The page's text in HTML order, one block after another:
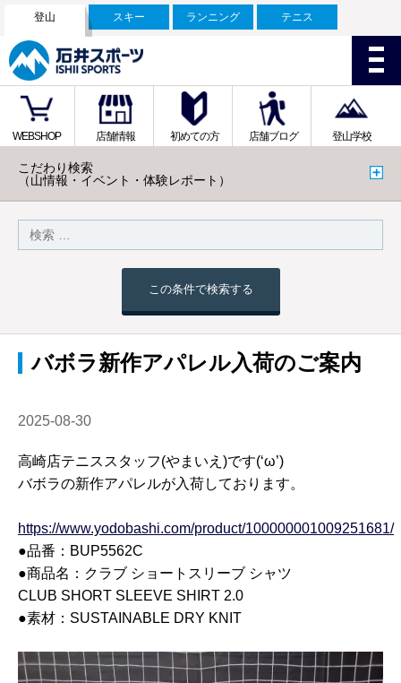
登山 スキー ランニング テニス
WEBSHOP 店舗情報 初めての方 店舗ブログ 登山学校
こだわり検索
（山情報・イベント・体験レポート）
この条件で検索する
バボラ新作アパレル入荷のご案内
2025-08-30
高崎店テニススタッフ(やまいえ)です(‘ω’)
バボラの新作アパレルが入荷しております。
https://www.yodobashi.com/product/100000001009251681/
●品番：BUP5562C
●商品名： クラブ ショートスリーブ シャツ
CLUB SHORT SLEEVE SHIRT 2.0
●素材：SUSTAINABLE DRY KNIT